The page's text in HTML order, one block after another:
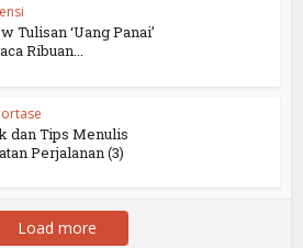
Tulisan ‘Uang Panai’
Ribuan...
dan Tips Menulis
Perjalanan (3)
Load more